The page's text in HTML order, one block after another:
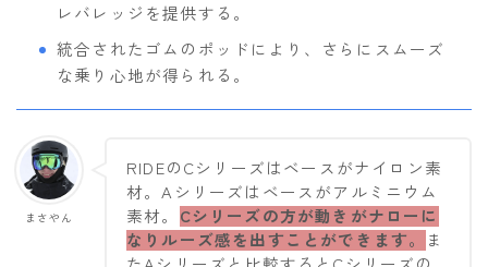
レバレッジを提供する。
統合されたゴムのポッドにより、さらにスムーズ
な乗り心地が得られる。
まさやん
RIDEのCシリーズはベースがナイロン素
材。Aシリーズはベースがアルミニウム
素材。 Cシリーズの方が動きがナローに
なりルーズ感を出すことができます。
ま